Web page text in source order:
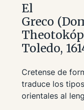
El
Greco
Toledo,
Cretense de
traduce los tipos
orientales al